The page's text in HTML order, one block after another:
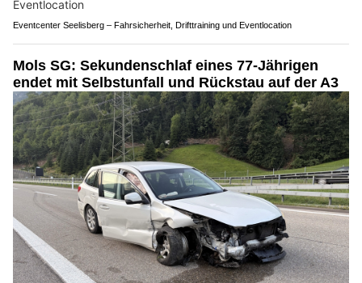
Eventcenter Seelisberg – Fahrsicherheit, Drifttraining und Eventlocation
Mols SG: Sekundenschlaf eines 77-Jährigen
endet mit Selbstunfall und Rückstau auf der A3